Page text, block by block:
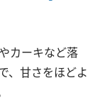
カーキなど落
、甘さをほどよ